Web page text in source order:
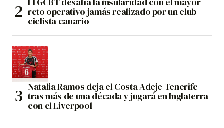
reto operativo jamás realizado por un club
ciclista canario
Natalia Ramos deja el Costa Adeje Tenerife
tras más de una década y jugará en Inglaterra
con el Liverpool